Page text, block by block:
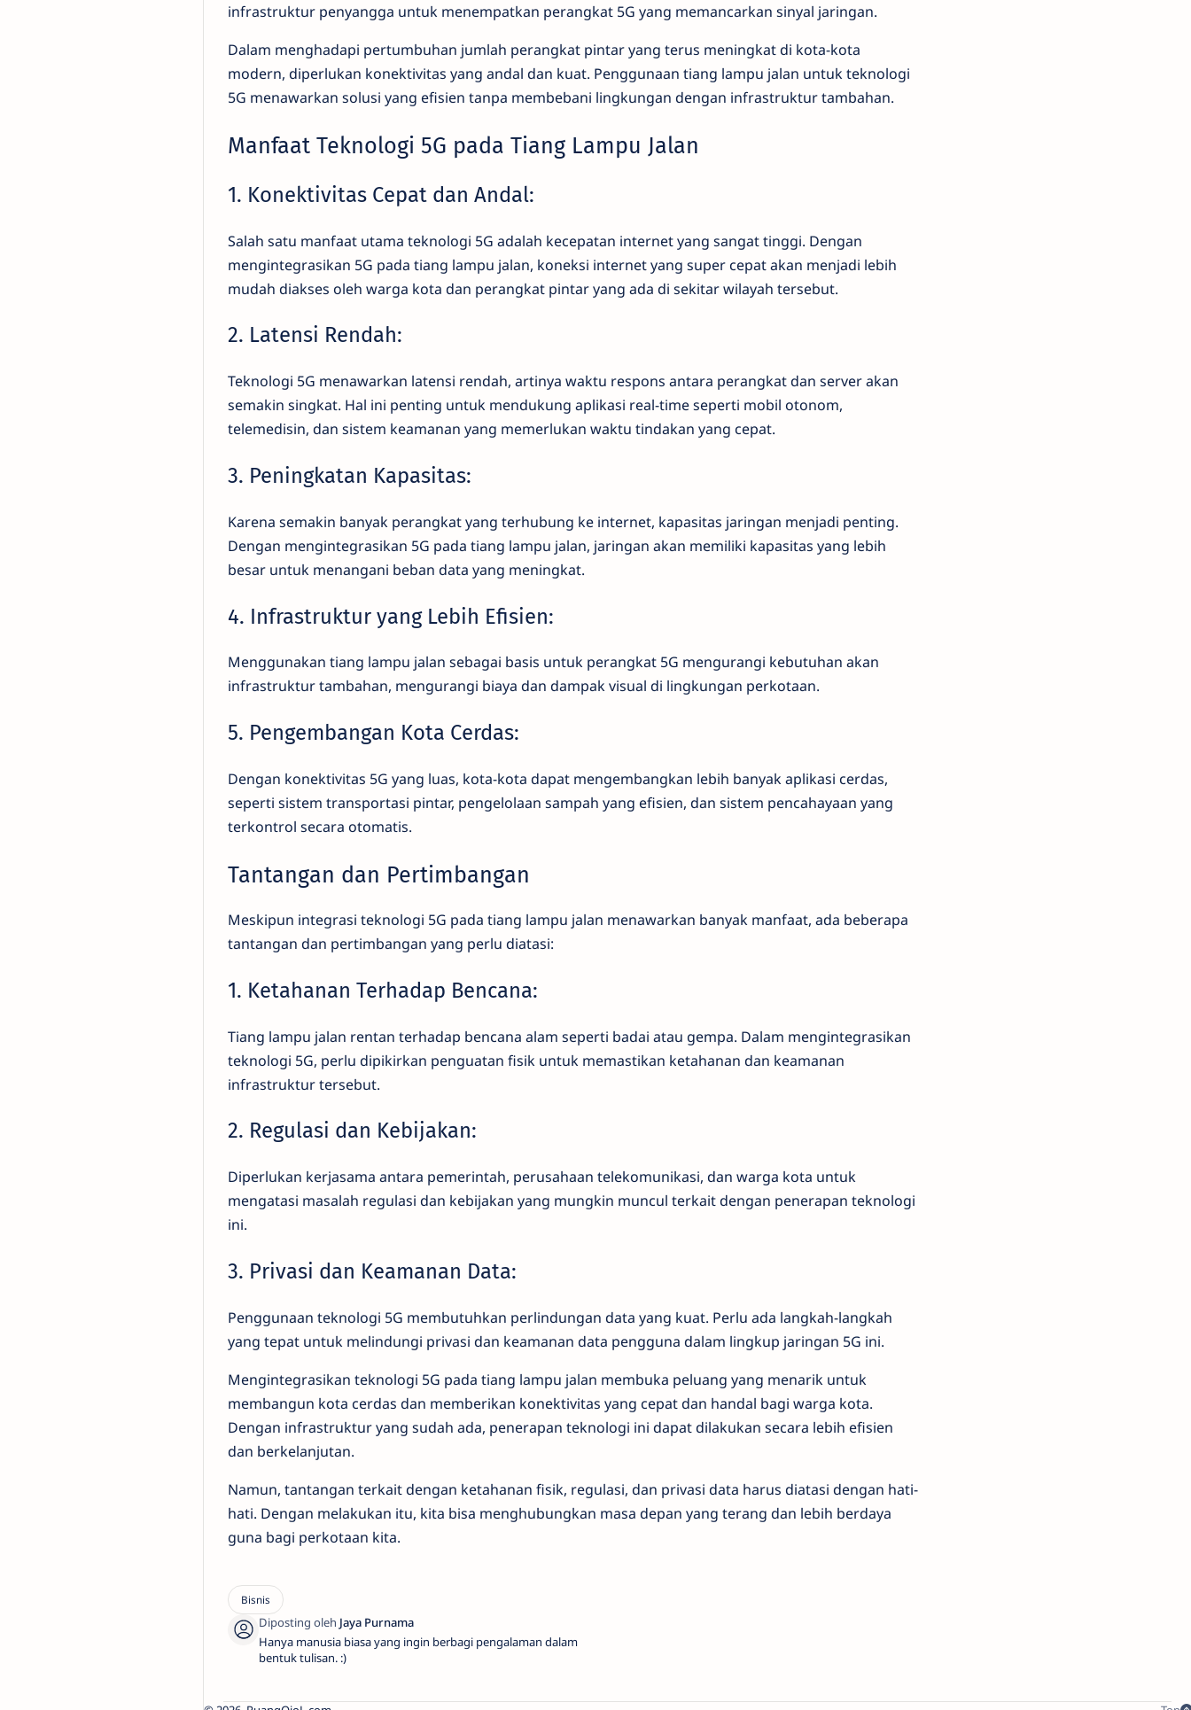
infrastruktur penyangga untuk menempatkan perangkat 5G yang memancarkan sinyal jaringan.
Dalam menghadapi pertumbuhan jumlah perangkat pintar yang terus meningkat di kota-kota
modern, diperlukan konektivitas yang andal dan kuat. Penggunaan tiang lampu jalan untuk teknologi
5G menawarkan solusi yang efisien tanpa membebani lingkungan dengan infrastruktur tambahan.
Manfaat Teknologi 5G pada Tiang Lampu Jalan
1. Konektivitas Cepat dan Andal:
Salah satu manfaat utama teknologi 5G adalah kecepatan internet yang sangat tinggi. Dengan
mengintegrasikan 5G pada tiang lampu jalan, koneksi internet yang super cepat akan menjadi lebih
mudah diakses oleh warga kota dan perangkat pintar yang ada di sekitar wilayah tersebut.
2. Latensi Rendah:
Teknologi 5G menawarkan latensi rendah, artinya waktu respons antara perangkat dan server akan
semakin singkat. Hal ini penting untuk mendukung aplikasi real-time seperti mobil otonom,
telemedisin, dan sistem keamanan yang memerlukan waktu tindakan yang cepat.
3. Peningkatan Kapasitas:
Karena semakin banyak perangkat yang terhubung ke internet, kapasitas jaringan menjadi penting.
Dengan mengintegrasikan 5G pada tiang lampu jalan, jaringan akan memiliki kapasitas yang lebih
besar untuk menangani beban data yang meningkat.
4. Infrastruktur yang Lebih Efisien:
Menggunakan tiang lampu jalan sebagai basis untuk perangkat 5G mengurangi kebutuhan akan
infrastruktur tambahan, mengurangi biaya dan dampak visual di lingkungan perkotaan.
5. Pengembangan Kota Cerdas:
Dengan konektivitas 5G yang luas, kota-kota dapat mengembangkan lebih banyak aplikasi cerdas,
seperti sistem transportasi pintar, pengelolaan sampah yang efisien, dan sistem pencahayaan yang
terkontrol secara otomatis.
Tantangan dan Pertimbangan
Meskipun integrasi teknologi 5G pada tiang lampu jalan menawarkan banyak manfaat, ada beberapa
tantangan dan pertimbangan yang perlu diatasi:
1. Ketahanan Terhadap Bencana:
Tiang lampu jalan rentan terhadap bencana alam seperti badai atau gempa. Dalam mengintegrasikan
teknologi 5G, perlu dipikirkan penguatan fisik untuk memastikan ketahanan dan keamanan
infrastruktur tersebut.
2. Regulasi dan Kebijakan:
Diperlukan kerjasama antara pemerintah, perusahaan telekomunikasi, dan warga kota untuk
mengatasi masalah regulasi dan kebijakan yang mungkin muncul terkait dengan penerapan teknologi
ini.
3. Privasi dan Keamanan Data:
Penggunaan teknologi 5G membutuhkan perlindungan data yang kuat. Perlu ada langkah-langkah
yang tepat untuk melindungi privasi dan keamanan data pengguna dalam lingkup jaringan 5G ini.
Mengintegrasikan teknologi 5G pada tiang lampu jalan membuka peluang yang menarik untuk
membangun kota cerdas dan memberikan konektivitas yang cepat dan handal bagi warga kota.
Dengan infrastruktur yang sudah ada, penerapan teknologi ini dapat dilakukan secara lebih efisien
dan berkelanjutan.
Namun, tantangan terkait dengan ketahanan fisik, regulasi, dan privasi data harus diatasi dengan hati-
hati. Dengan melakukan itu, kita bisa menghubungkan masa depan yang terang dan lebih berdaya
guna bagi perkotaan kita.
Hanya manusia biasa yang ingin berbagi pengalaman dalam
bentuk tulisan. :)